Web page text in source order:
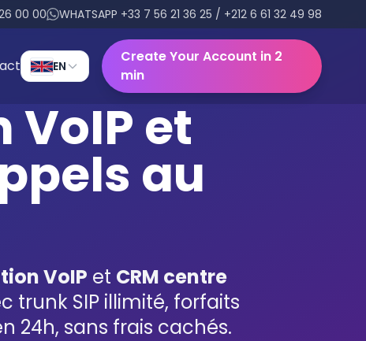
00 00 WHATSAPP +33 7 56 21 36 25 / +212 6 61 32 49 98
EN
Create Your Account in 2
min
VoIP et
au
VoIP et CRM centre
trunk SIP illimité, forfaits
24h, sans frais cachés.